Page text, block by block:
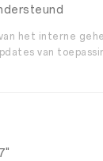
het interne
van